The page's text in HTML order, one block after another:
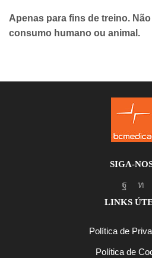
Apenas para fins de treino.
consumo humano ou animal.
SIGA-
LINKS
Política de
Política de